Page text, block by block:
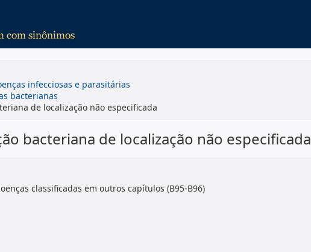
infecciosas e parasitárias
bacterianas
de localização não especificada
bacteriana de localização não especificada
classificadas em outros capítulos (B95-B96)